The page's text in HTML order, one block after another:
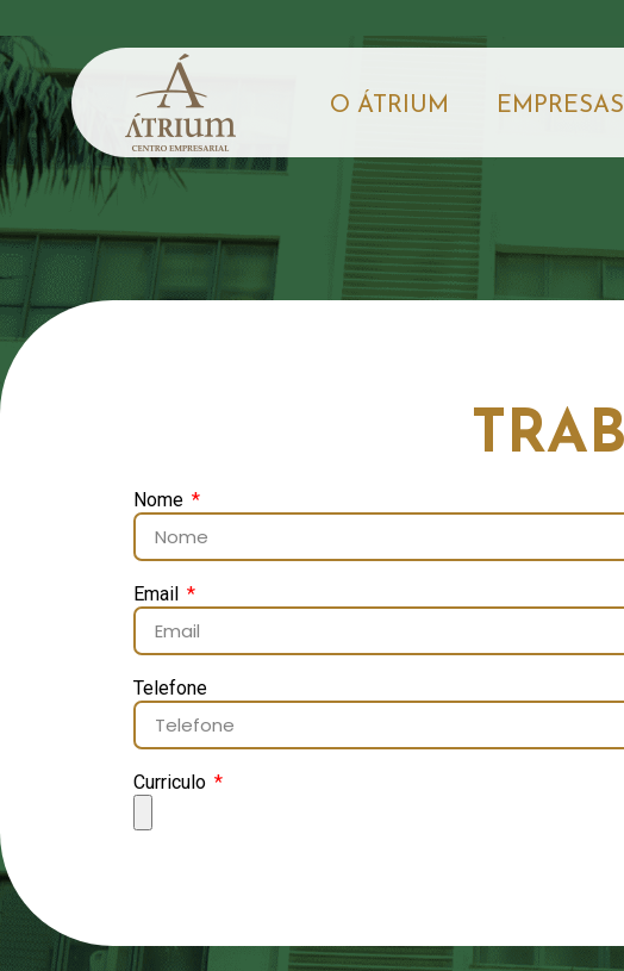
O ÁTRIUM EMPRESAS
Nome
Email
Telefone
Curriculo